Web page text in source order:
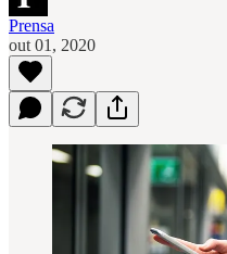
Prensa
out 01, 2020